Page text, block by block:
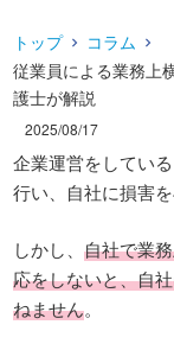
トップ
コラム
従業員による業務上
護士が解説
2025/08/17
企業運営をしてい
行い、自社に損害
しかし、自社で業
応をしないと、自
ねません。